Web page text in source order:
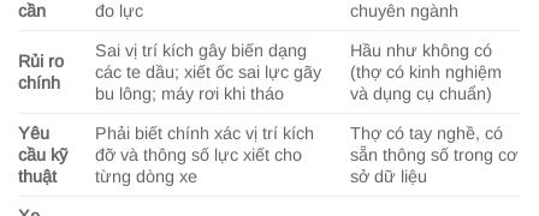
cần
đo lực
chuyên ngành
Rủi ro
chính
Sai vị trí kích gây biến dạng
các te dầu; xiết ốc sai lực gãy
bu lông; máy rơi khi tháo
Hầu như không có
(thợ có kinh nghiệm
và dụng cụ chuẩn)
Yêu
cầu kỹ
thuật
Phải biết chính xác vị trí kích
đỡ và thông số lực xiết cho
từng dòng xe
Thợ có tay nghề, có
sẵn thông số trong cơ
sở dữ liệu